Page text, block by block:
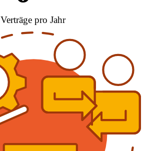
Verträge pro Jahr